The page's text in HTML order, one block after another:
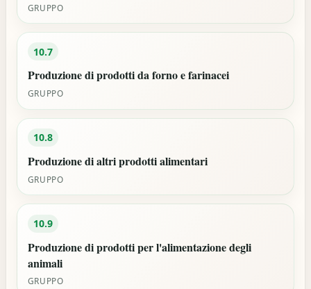
GRUPPO
10.7
Produzione di prodotti da forno e farinacei
GRUPPO
10.8
Produzione di altri prodotti alimentari
GRUPPO
10.9
Produzione di prodotti per l'alimentazione degli
animali
GRUPPO